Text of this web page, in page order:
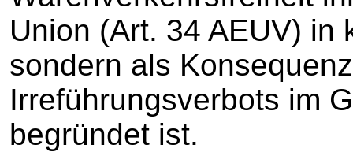
Union (Art. 34 AEUV) in
sondern als
Irreführungsverbots im
begründet ist.